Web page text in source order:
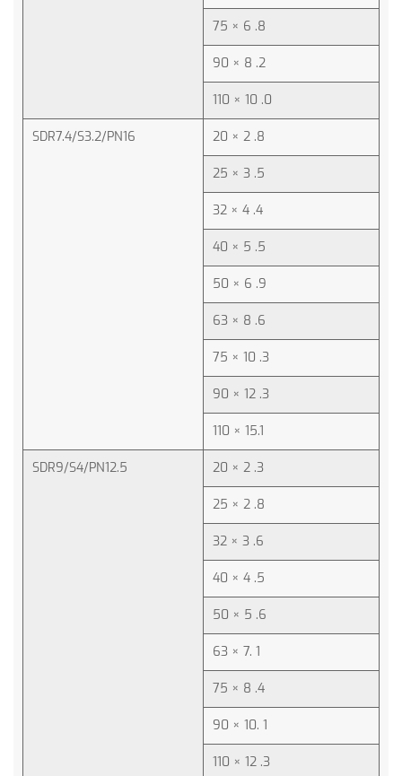
75 × 6 .8
90 × 8 .2
110 × 10 .0
SDR7.4/S3.2/PN16 20 × 2 .8
25 × 3 .5
32 × 4 .4
40 × 5 .5
50 × 6 .9
63 × 8 .6
75 × 10 .3
90 × 12 .3
110 × 15.1
SDR9/S4/PN12.5 20 × 2 .3
25 × 2 .8
32 × 3 .6
40 × 4 .5
50 × 5 .6
63 × 7. 1
75 × 8 .4
90 × 10. 1
110 × 12 .3